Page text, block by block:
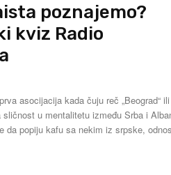
poznajemo?
kviz Radio
asocijacija kada čuju reč „Beograd“ ili
sličnost u mentalitetu između Srba i
da popiju kafu sa nekim iz srpske,